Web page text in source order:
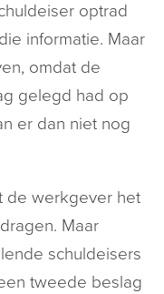
optrad
informatie. Maar
omdat de
gelegd had op
er dan niet nog
de werkgever het
Maar
schuldeisers
tweede beslag